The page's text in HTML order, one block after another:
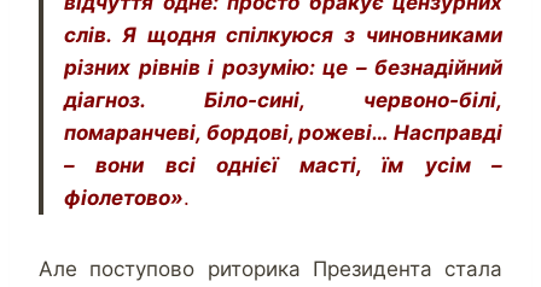
слів. Я щодня спілкуюся з чиновниками
різних рівнів і розумію: це – безнадійний
діагноз. Біло-сині, червоно-білі,
помаранчеві, бордові, рожеві… Насправді
– вони всі однієї масті, їм усім –
фіолетово».
Але поступово риторика Президента стала